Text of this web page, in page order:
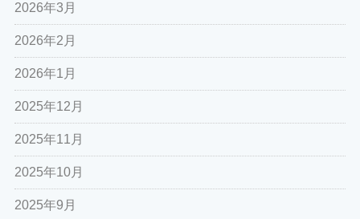
2026年3月
2026年2月
2026年1月
2025年12月
2025年11月
2025年10月
2025年9月